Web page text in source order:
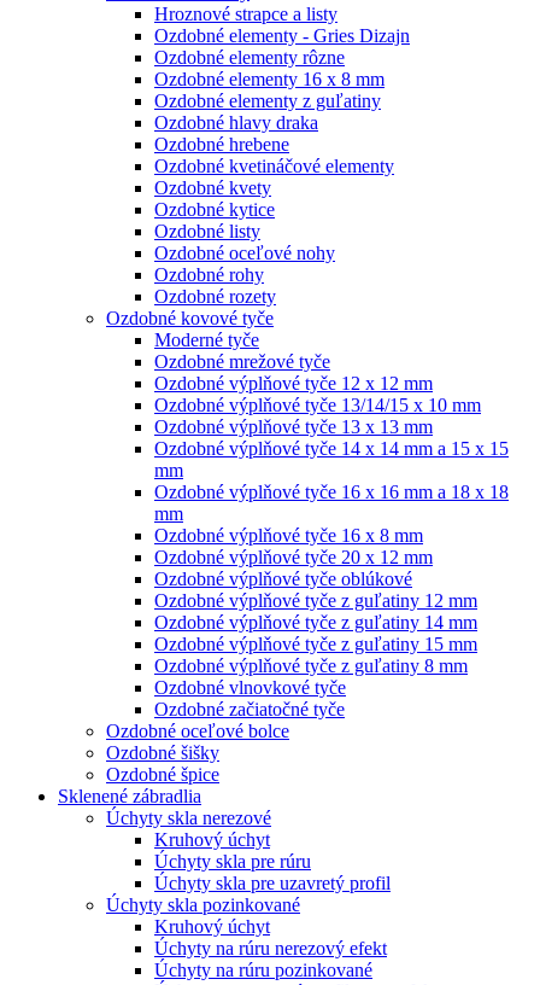
Hroznové strapce a listy
Ozdobné elementy - Gries Dizajn
Ozdobné elementy rôzne
Ozdobné elementy 16 x 8 mm
Ozdobné elementy z guľatiny
Ozdobné hlavy draka
Ozdobné hrebene
Ozdobné kvetináčové elementy
Ozdobné kvety
Ozdobné kytice
Ozdobné listy
Ozdobné oceľové nohy
Ozdobné rohy
Ozdobné rozety
Ozdobné kovové tyče
Moderné tyče
Ozdobné mrežové tyče
Ozdobné výplňové tyče 12 x 12 mm
Ozdobné výplňové tyče 13/14/15 x 10 mm
Ozdobné výplňové tyče 13 x 13 mm
Ozdobné výplňové tyče 14 x 14 mm a 15 x 15
mm
Ozdobné výplňové tyče 16 x 16 mm a 18 x 18
mm
Ozdobné výplňové tyče 16 x 8 mm
Ozdobné výplňové tyče 20 x 12 mm
Ozdobné výplňové tyče oblúkové
Ozdobné výplňové tyče z guľatiny 12 mm
Ozdobné výplňové tyče z guľatiny 14 mm
Ozdobné výplňové tyče z guľatiny 15 mm
Ozdobné výplňové tyče z guľatiny 8 mm
Ozdobné vlnovkové tyče
Ozdobné začiatočné tyče
Ozdobné oceľové bolce
Ozdobné šišky
Ozdobné špice
Sklenené zábradlia
Úchyty skla nerezové
Kruhový úchyt
Úchyty skla pre rúru
Úchyty skla pre uzavretý profil
Úchyty skla pozinkované
Kruhový úchyt
Úchyty na rúru nerezový efekt
Úchyty na rúru pozinkované